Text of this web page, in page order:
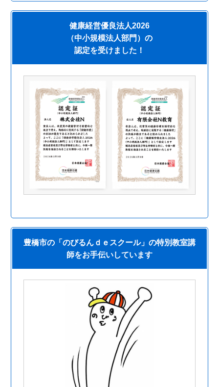
健康経営優良法人2026
（中小規模法人部門）の
認定を受けました！
豊橋市の「のびるんｄｅスクール」の特別教室講
師をお手伝いしています